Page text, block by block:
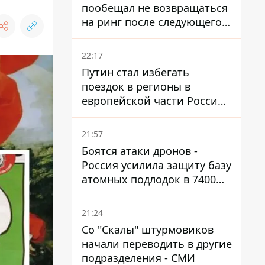
пообещал не возвращаться
на ринг после следующего
боя
22:17
Путин стал избегать
поездок в регионы в
европейской части России,
куда регулярно долетают
дроны
21:57
Боятся атаки дронов -
Россия усилила защиту базу
атомных подлодок в 7400
км от Украины
21:24
Со "Скалы" штурмовиков
начали переводить в другие
подразделения - СМИ